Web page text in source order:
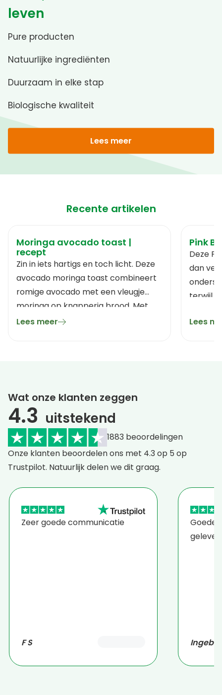
leven
Pure producten
Natuurlijke ingrediënten
Duurzaam in elke stap
Biologische kwaliteit
Lees meer
Recente artikelen
Moringa avocado toast |
recept
Zin in iets hartigs en toch licht. Deze
avocado moringa toast combineert
romige avocado met een vleugje
moringa op knapperig brood. Met
een snuf citroen, peper en jouw
Lees meer
Pink
Deze
dan
terwijl
glow
Lees
Wat onze klanten zeggen
4.3 uitstekend
1883 beoordelingen
Onze klanten beoordelen ons met 4.3 op 5 op
Trustpilot. Natuurlijk delen we dit graag.
Zeer goede communicatie
F S
Goede